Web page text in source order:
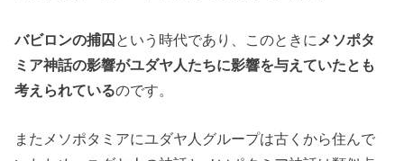
バビロンの捕囚 という時代であり、このときに メソポタ
ミア神話の影響がユダヤ人たちに影響を与えていたとも
考えられているのです。
またメソポタミアにユダヤ人グループは古くから住んで